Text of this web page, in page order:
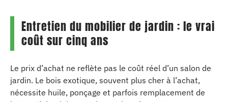
Entretien du mobilier de jardin : le vrai
coût sur cinq ans
Le prix d’achat ne reflète pas le coût réel d’un salon de
jardin. Le bois exotique, souvent plus cher à l’achat,
nécessite huile, ponçage et parfois remplacement de